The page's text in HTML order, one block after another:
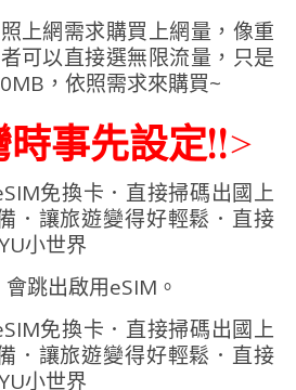
上網需求購買上網量，像重
可以直接選無限流量，只是
，依照需求來購買~
事先設定!!>
跳出啟用eSIM。